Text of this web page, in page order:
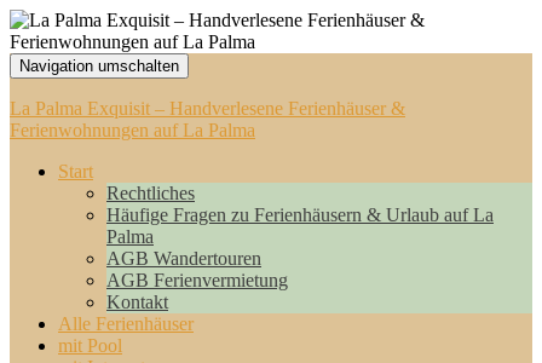
Navigation umschalten
La Palma Exquisit – Handverlesene Ferienhäuser &
Ferienwohnungen auf La Palma
Start
Rechtliches
Häufige Fragen zu Ferienhäusern & Urlaub auf La
Palma
AGB Wandertouren
AGB Ferienvermietung
Kontakt
Alle Ferienhäuser
mit Pool